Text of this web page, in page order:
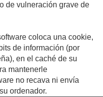
de vulneración grave de
coloca una cookie,
de información (por
en el caché de su
mantenerle
no recava ni envía
ordenador.